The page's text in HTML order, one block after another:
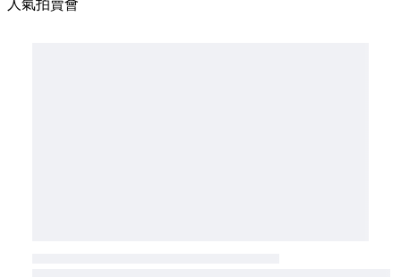
人氣拍賣會